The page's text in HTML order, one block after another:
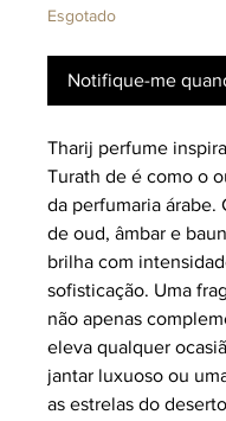
Esgotado
Notifique-me
Tharij perfume
Turath de é como o
da perfumaria árabe.
de oud, âmbar e
brilha com
sofisticação. Uma
não apenas
eleva qualquer
jantar luxuoso ou
as estrelas do